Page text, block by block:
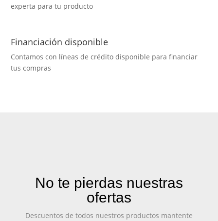
experta para tu producto
Financiación disponible
Contamos con líneas de crédito disponible para financiar
tus compras
No te pierdas nuestras
ofertas
Descuentos de todos nuestros productos mantente